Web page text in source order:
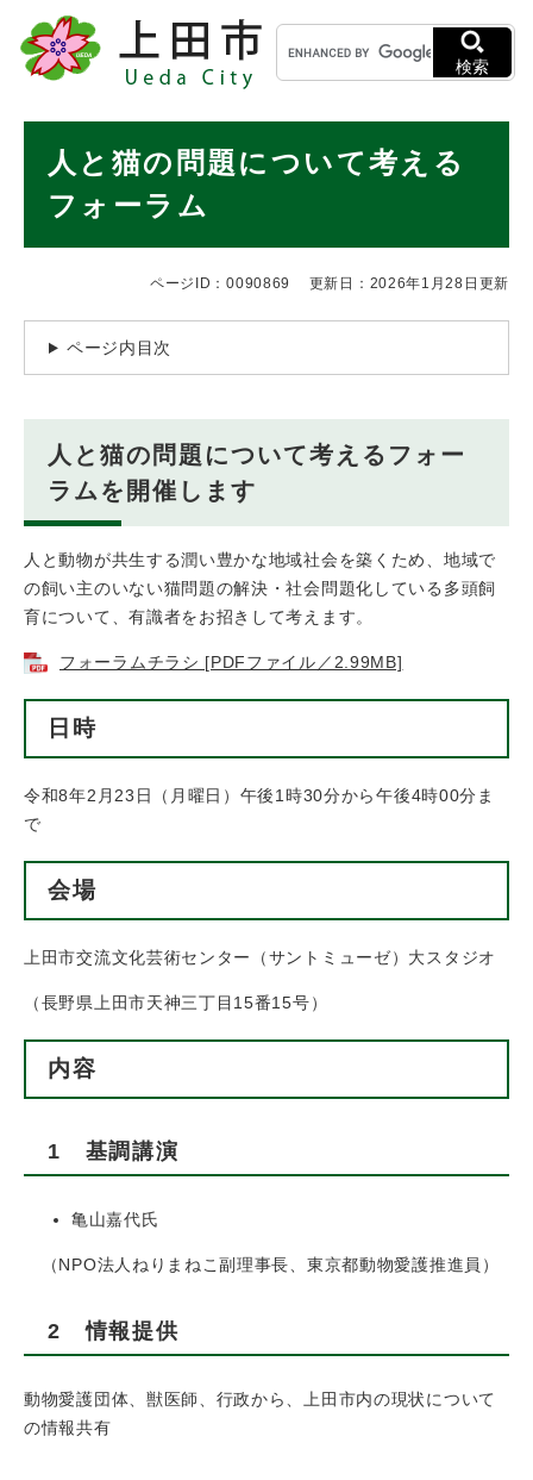
メニューを飛ばして本文へ
キ
ー
ワ
検
検索
人と猫の問題について考える
フォーラム
ページID：0090869 更新日：2026年1月28日更新
ページ内目次
人と猫の問題について考えるフォー
ラムを開催します
人と動物が共生する潤い豊かな地域社会を築くため、地域で
の飼い主のいない猫問題の解決・社会問題化している多頭飼
育について、有識者をお招きして考えます。
フォーラムチラシ [PDFファイル／2.99MB]
日時
​令和8年2月23日（月曜日）午後1時30分から午後4時00分ま
で
会場
上田市交流文化芸術センター（サントミューゼ）大スタジオ
（長野県上田市天神三丁目15番15号）
内容
1 基調講演​
亀山嘉代氏
（NPO法人ねりまねこ副理事長、東京都動物愛護推進員）​
2 情報提供
動物愛護団体、獣医師、行政から、上田市内の現状について
の情報共有